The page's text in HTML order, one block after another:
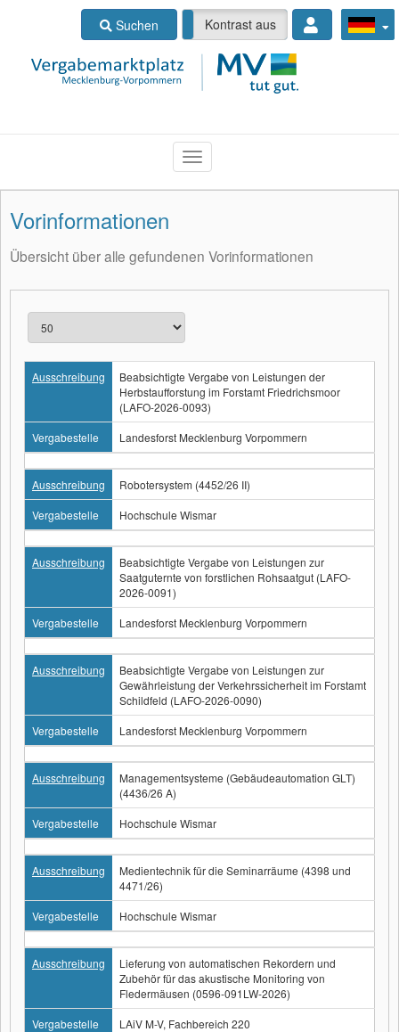
Suchen
Kontrast ein Kontrast aus
Vorinformationen
Übersicht über alle gefundenen Vorinformationen
Ausschreibung
Beabsichtigte Vergabe von Leistungen der
Herbstaufforstung im Forstamt Friedrichsmoor
(LAFO-2026-0093)
Vergabestelle
Landesforst Mecklenburg Vorpommern
Ausschreibung
Robotersystem (4452/26 II)
Vergabestelle
Hochschule Wismar
Ausschreibung
Beabsichtigte Vergabe von Leistungen zur
Saatguternte von forstlichen Rohsaatgut (LAFO-
2026-0091)
Vergabestelle
Landesforst Mecklenburg Vorpommern
Ausschreibung
Beabsichtigte Vergabe von Leistungen zur
Gewährleistung der Verkehrssicherheit im Forstamt
Schildfeld (LAFO-2026-0090)
Vergabestelle
Landesforst Mecklenburg Vorpommern
Ausschreibung
Managementsysteme (Gebäudeautomation GLT)
(4436/26 A)
Vergabestelle
Hochschule Wismar
Ausschreibung
Medientechnik für die Seminarräume (4398 und
4471/26)
Vergabestelle
Hochschule Wismar
Ausschreibung
Lieferung von automatischen Rekordern und
Zubehör für das akustische Monitoring von
Fledermäusen (0596-091LW-2026)
Vergabestelle
LAiV M-V, Fachbereich 220